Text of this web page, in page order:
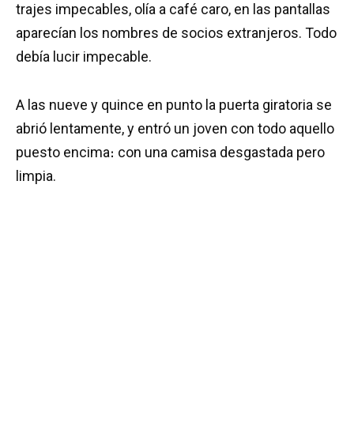
trajes impecables, olía a café caro, en las pantallas
aparecían los nombres de socios extranjeros. Todo
debía lucir impecable.
A las nueve y quince en punto la puerta giratoria se
abrió lentamente, y entró un joven con todo aquello
puesto encima։ con una camisa desgastada pero
limpia.